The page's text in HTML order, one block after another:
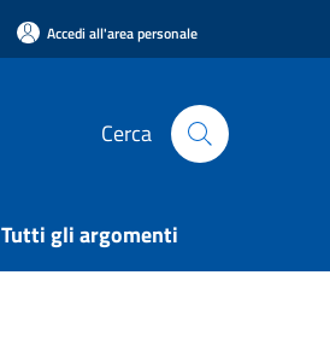
Accedi all'area personale
Cerca
Tutti gli argomenti